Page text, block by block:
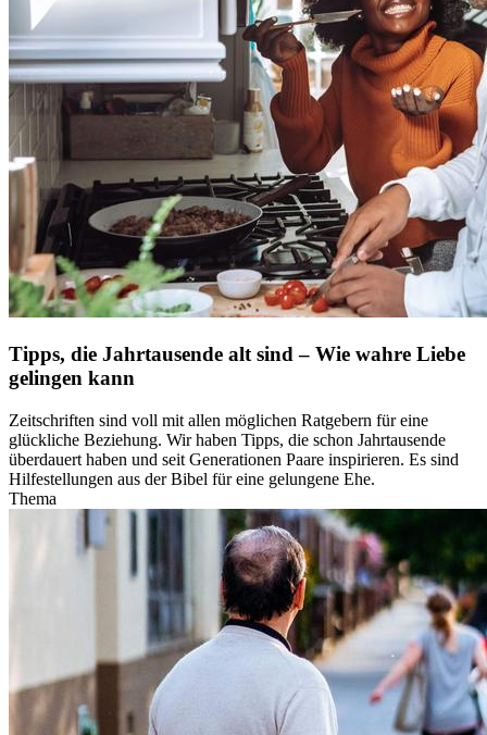
Tipps, die Jahrtausende alt sind – Wie wahre Liebe
gelingen kann
Zeitschriften sind voll mit allen möglichen Ratgebern für eine
glückliche Beziehung. Wir haben Tipps, die schon Jahrtausende
überdauert haben und seit Generationen Paare inspirieren. Es sind
Hilfestellungen aus der Bibel für eine gelungene Ehe.
Thema